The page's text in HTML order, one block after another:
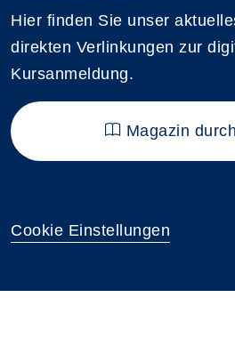
Hier finden Sie unser
direkten Verlinkungen zur
Kursanmeldung.
Magazin
Cookie Einstellungen